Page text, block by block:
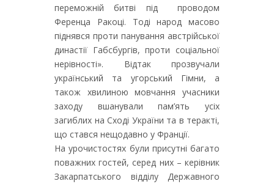
переможній битві під проводом
Ференца Ракоці. Тоді народ масово
піднявся проти панування австрійської
династії Габсбургів, проти соціальної
нерівності». Відтак прозвучали
український та угорський Гімни, а
також хвилиною мовчання учасники
заходу вшанували пам’ять усіх
загиблих на Сході України та в теракті,
що стався нещодавно у Франції.
На урочистостях були присутні багато
поважних гостей, серед них – керівник
Закарпатського відділу Державного